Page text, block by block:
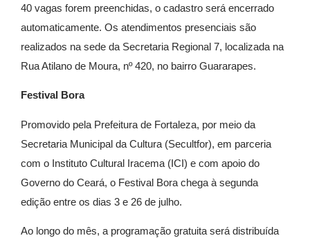
40 vagas forem preenchidas, o cadastro será encerrado
automaticamente. Os atendimentos presenciais são
realizados na sede da Secretaria Regional 7, localizada na
Rua Atilano de Moura, nº 420, no bairro Guararapes.
Festival Bora
Promovido pela Prefeitura de Fortaleza, por meio da
Secretaria Municipal da Cultura (Secultfor), em parceria
com o Instituto Cultural Iracema (ICI) e com apoio do
Governo do Ceará, o Festival Bora chega à segunda
edição entre os dias 3 e 26 de julho.
Ao longo do mês, a programação gratuita será distribuída